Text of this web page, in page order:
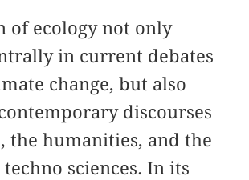
of ecology not only
in current debates
change, but also
discourses
the humanities, and the
sciences. In its